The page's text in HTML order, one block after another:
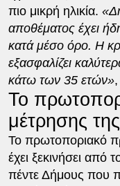
πιο μικρή ηλικία.
αποθέματος έχει
κατά μέσο όρο. Η
εξασφαλίζει
κάτω των 35 ετών»,
Το
μέτρησης
Το πρωτοποριακό
έχει ξεκινήσει
πέντε Δήμους που